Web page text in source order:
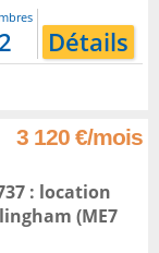
2 Détails
3 120 €/mois
: location
(ME7